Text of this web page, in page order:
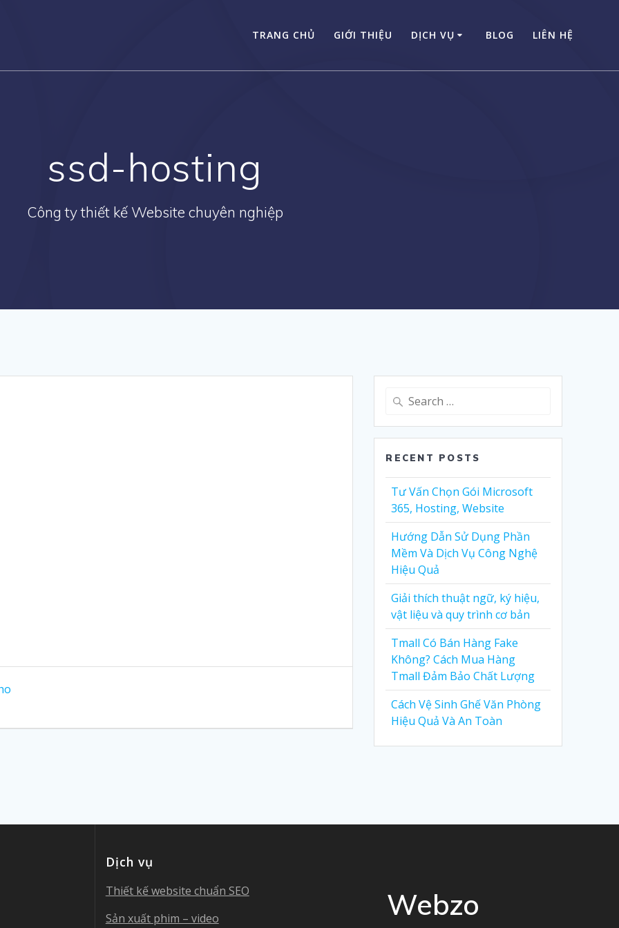
TRANG CHỦ GIỚI THIỆU DỊCH VỤ BLOG LIÊN HỆ
ssd-hosting
Công ty thiết kế Website chuyên nghiệp
Search
RECENT POSTS
Tư Vấn Chọn Gói Microsoft
365, Hosting, Website
Hướng Dẫn Sử Dụng Phần
Mềm Và Dịch Vụ Công Nghệ
Hiệu Quả
Giải thích thuật ngữ, ký hiệu,
vật liệu và quy trình cơ bản
Tmall Có Bán Hàng Fake
Không? Cách Mua Hàng
Tmall Đảm Bảo Chất Lượng
Cách Vệ Sinh Ghế Văn Phòng
Hiệu Quả Và An Toàn
Dịch vụ
Thiết kế website chuẩn SEO
Sản xuất phim – video
Webzo